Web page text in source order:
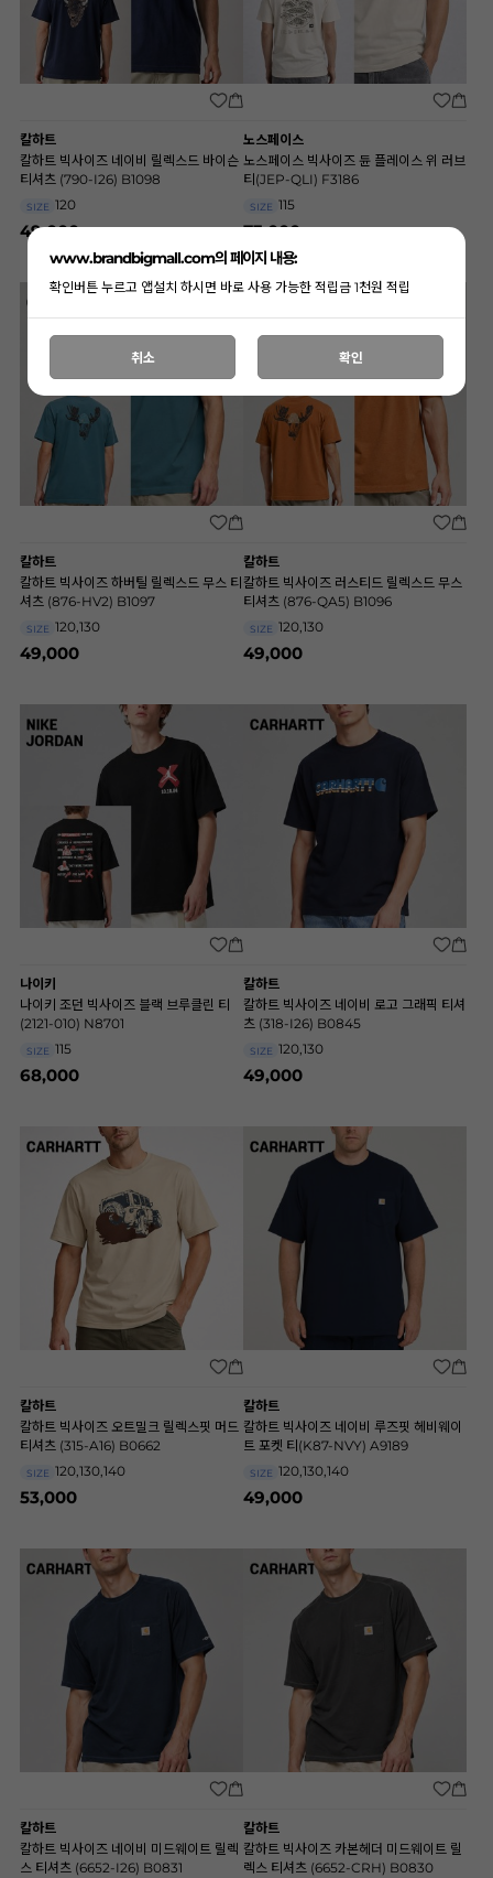
칼하트
칼하트 빅사이즈 네이비 릴렉스드 바이슨
티셔츠 (790-I26) B1098
SIZE 120
49,000
노스페이스
노스페이스 빅사이즈 듄 플레이스 위 러브
티(JEP-QLI) F3186
SIZE 115
73,000
칼하트
칼하트 빅사이즈 하버틸 릴렉스드 무스 티
셔츠 (876-HV2) B1097
SIZE 120,130
49,000
칼하트
칼하트 빅사이즈 러스티드 릴렉스드 무스
티셔츠 (876-QA5) B1096
SIZE 120,130
49,000
나이키
나이키 조던 빅사이즈 블랙 브루클린 티
(2121-010) N8701
SIZE 115
68,000
칼하트
칼하트 빅사이즈 네이비 로고 그래픽 티셔
츠 (318-I26) B0845
SIZE 120,130
49,000
칼하트
칼하트 빅사이즈 오트밀크 릴렉스핏 머드
티셔츠 (315-A16) B0662
SIZE 120,130,140
53,000
칼하트
칼하트 빅사이즈 네이비 루즈핏 헤비웨이
트 포켓 티(K87-NVY) A9189
SIZE 120,130,140
49,000
칼하트
칼하트 빅사이즈 네이비 미드웨이트 릴렉
스 티셔츠 (6652-I26) B0831
칼하트
칼하트 빅사이즈 카본헤더 미드웨이트 릴
렉스 티셔츠 (6652-CRH) B0830
www.brandbigmall.com의 페이지 내용:
확인버튼 누르고 앱설치 하시면 바로 사용 가능한 적립금 1천원 적립
취소 확인